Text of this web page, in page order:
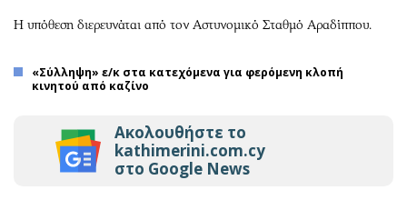
Η υπόθεση διερευνάται από τον Αστυνομικό Σταθμό Αραδίππου.
«Σύλληψη» ε/κ στα κατεχόμενα για φερόμενη κλοπή
κινητού από καζίνο
Ακολουθήστε το
kathimerini.com.cy
στο Google News